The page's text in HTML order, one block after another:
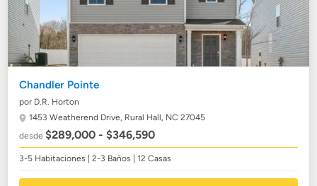
Chandler Pointe
por D.R. Horton
1453 Weatherend Drive, Rural Hall, NC 27045
desde$289,000 - $346,590
3-5 Habitaciones | 2-3 Baños | 12 Casas